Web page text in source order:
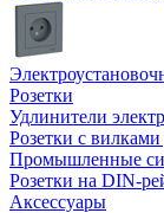
Розетки
Удлинители
Розетки с
Промышленные
Розетки на DIN-
Аксессуары